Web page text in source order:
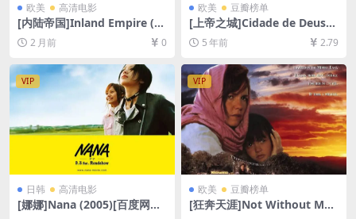
欧美 高清电影
[内陆帝国]Inland Empire (20
06)[百度网盘+夸克网盘1080P
超清未删减资源][网盘在线播
放/下载][MP4/12GB][中英字
幕]
2 月前 0
欧美 豆瓣榜单
[上帝之城]Cidade de Deus
(2002)[百度网盘+迅雷云盘资
源1080P超清未删减][MP4/8.
3GB][中英字幕]
5 年前 2.79
VIP
日韩 高清电影
[娜娜]Nana (2005)[百度网盘
VIP
欧美 豆瓣榜单
[狂奔天涯]Not Without My